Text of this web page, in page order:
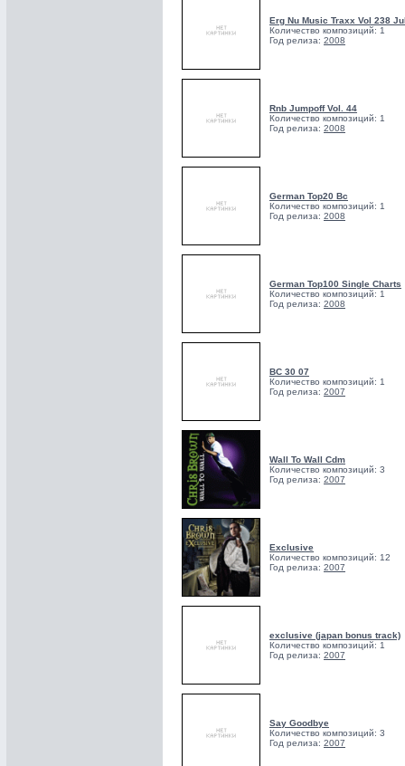
Erg Nu Music Traxx Vol 238
Количество композиций: 1
Год релиза: 2008
Rnb Jumpoff Vol. 44
Количество композиций: 1
Год релиза: 2008
German Top20 Bc
Количество композиций: 1
Год релиза: 2008
German Top100 Single Charts
Количество композиций: 1
Год релиза: 2008
BC 30 07
Количество композиций: 1
Год релиза: 2007
Wall To Wall Cdm
Количество композиций: 3
Год релиза: 2007
Exclusive
Количество композиций: 12
Год релиза: 2007
exclusive (japan bonus track)
Количество композиций: 1
Год релиза: 2007
Say Goodbye
Количество композиций: 3
Год релиза: 2007